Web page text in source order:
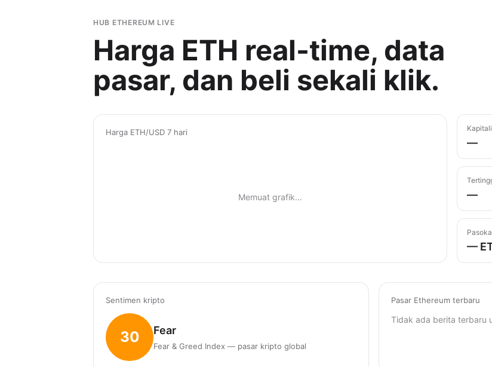
HUB ETHEREUM LIVE
Harga ETH real-time, data
pasar, dan beli sekali klik.
Harga ETH/USD 7 hari
Memuat grafik…
—
—
—
Sentimen kripto
30 Fear
Fear & Greed Index — pasar kripto global
Pasar Ethereum terbaru
Tidak ada berita terbaru